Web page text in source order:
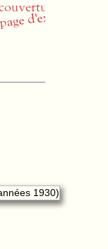
Concerto pour
clavecin et